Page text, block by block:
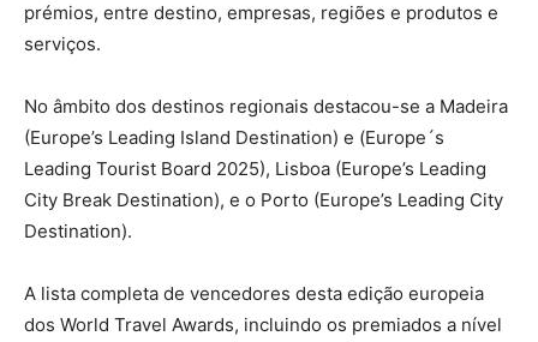
prémios, entre destino, empresas, regiões e produtos e
serviços.
No âmbito dos destinos regionais destacou-se a Madeira
(Europe’s Leading Island Destination) e (Europe´s
Leading Tourist Board 2025), Lisboa (Europe’s Leading
City Break Destination), e o Porto (Europe’s Leading City
Destination).
A lista completa de vencedores desta edição europeia
dos World Travel Awards, incluindo os premiados a nível